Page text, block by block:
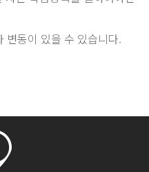
동이 있을 수 있습니다.